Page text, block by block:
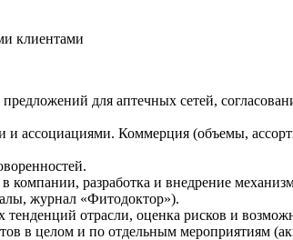
клиентами
для аптечных сетей,
и ассоциациями. Коммерция (объемы,
компании, разработка и внедрение
журнал «Фитодоктор»).
отрасли, оценка рисков и
в целом и по отдельным мероприятиям